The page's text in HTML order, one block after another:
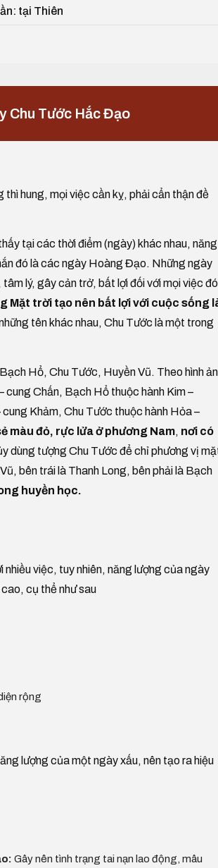
tại Thiên
Chu Tước Hắc Đạo
hung, mọi việc cần kỵ, phải cẩn thận đề
tại các thời điểm (ngày) khác nhau, năng
đó là các ngày Hoàng Đạo. Những ngày
lý, gây cản trở, bất lợi đối với mọi việc đó
Mặt trời tạo nên bất lợi với cuộc sống
tên khác nhau, Chu Tước là một trong
Hổ, Chu Tước, Huyền Vũ. Theo hình
cung Chấn, Bạch Hổ thuộc hành Kim –
Khảm, Chu Tước thuộc hành Hỏa –
màu đỏ, rực lửa ở phương Nam, nơi có
dùng tượng Chu Tước để chỉ phương vị
bên trái là Thanh Long, bên phải là Bạch
huyền học.
việc, tuy nhiên, năng lượng của ngày
cụ thể như sau
rộng
lượng của một ngày xấu, nên tạo ra hiệu
Gây nên tình trạng tai nạn lao động, mâu